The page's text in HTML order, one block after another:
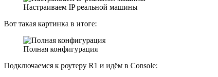
Настраиваем IP реальной машины
Вот такая картинка в итоге:
Полная конфигурация
Подключаемся к роутеру R1 и идём в Console: